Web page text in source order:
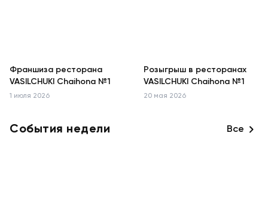
Франшиза ресторана
VASILCHUKI Chaihona №1
1 июля 2026
Розыгрыш в ресторанах
VASILCHUKI Chaihona №1
20 мая 2026
События недели Все